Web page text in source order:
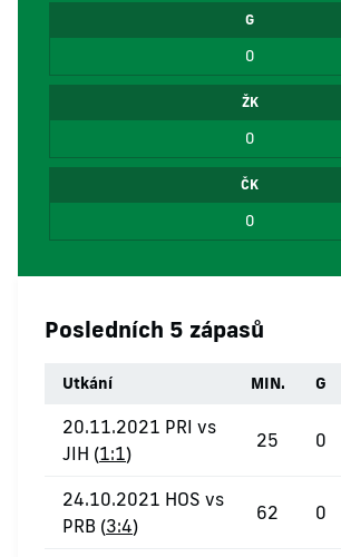
G
0
ŽK
0
ČK
0
Posledních 5 zápasů
Utkání MIN. G
20.11.2021 PRI vs
JIH (1:1)
25 0
24.10.2021 HOS vs
PRB (3:4)
62 0